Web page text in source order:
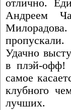
отлично.
Андреем
пропускали.
Удачно
в плэй-офф!
самое
клубного
лучших.